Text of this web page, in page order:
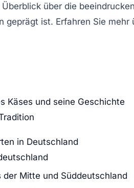
über die
geprägt ist. Erfahren Sie
Käses und seine Geschichte
in Deutschland
der Mitte und Süddeutschland